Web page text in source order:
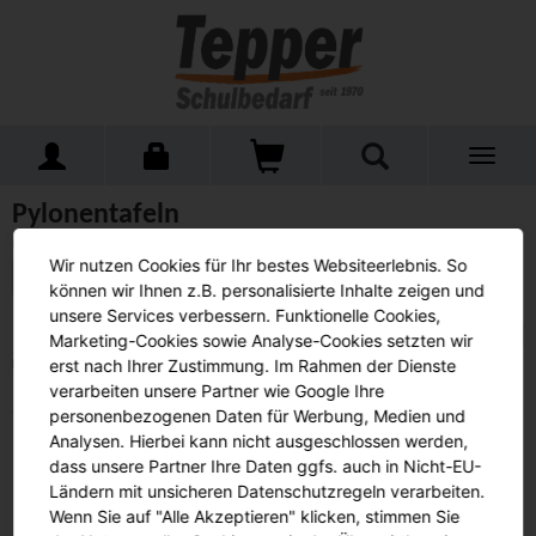
Toggle
Home Schulmöbel Pylonentafeln
Pylonentafeln
Alle Produkte anzeigen
Sortieren nach: Beschreibung
Leider keine Artikel gefunden.
Tepper-Schulbedarf
Datenschutz
AGB
Wir nutzen Cookies für Ihr bestes Websiteerlebnis. So
können wir Ihnen z.B. personalisierte Inhalte zeigen und
unsere Services verbessern. Funktionelle Cookies,
Marketing-Cookies sowie Analyse-Cookies setzten wir
erst nach Ihrer Zustimmung. Im Rahmen der Dienste
verarbeiten unsere Partner wie Google Ihre
personenbezogenen Daten für Werbung, Medien und
Analysen. Hierbei kann nicht ausgeschlossen werden,
dass unsere Partner Ihre Daten ggfs. auch in Nicht-EU-
Ländern mit unsicheren Datenschutzregeln verarbeiten.
Wenn Sie auf "Alle Akzeptieren" klicken, stimmen Sie